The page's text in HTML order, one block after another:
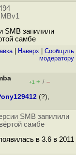
SMB запилили
самбе
| Наверх
Cообщить
модератору
+1 + / –
(?),
SMB запилили
самбе
в 3.6 в 2011